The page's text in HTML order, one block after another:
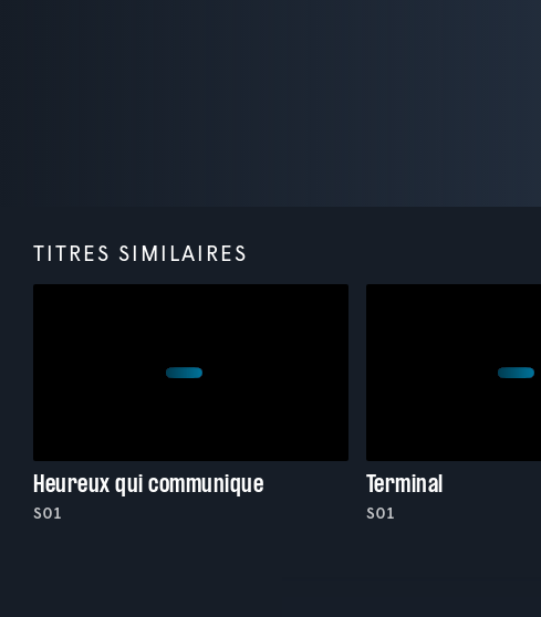
TITRES SIMILAIRES
Heureux qui communique
S01
Terminal
S01